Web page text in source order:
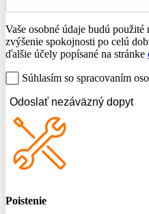
Vaše osobné údaje budú
zvýšenie spokojnosti po celú
ďalšie účely popísané na stránke
Súhlasím so spracovaním
Odoslať nezáväzný dopyt
Poistenie